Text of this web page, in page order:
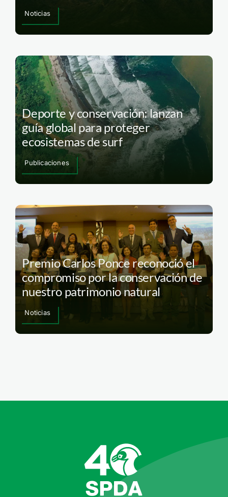
Noticias
Deporte y conservación: lanzan
guía global para proteger
ecosistemas de surf
Publicaciones
Premio Carlos Ponce reconoció el
compromiso por la conservación de
nuestro patrimonio natural
Noticias